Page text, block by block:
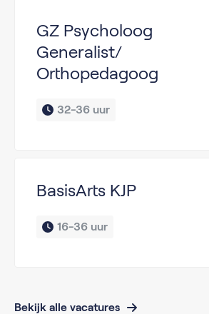
GZ Psycholoog
Generalist/
Orthopedagoog
32-36 uur
BasisArts KJP
16-36 uur
Bekijk alle vacatures